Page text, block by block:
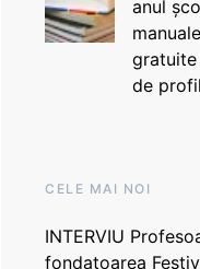
anul
de
CELE MAI NOI
INTERVIU
fondatoarea